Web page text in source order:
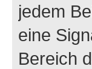
jedem
eine
Bereich